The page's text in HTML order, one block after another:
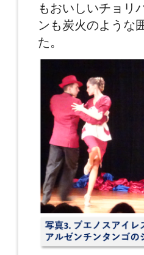
もおいしいチョリ
ンも炭火のような
た。